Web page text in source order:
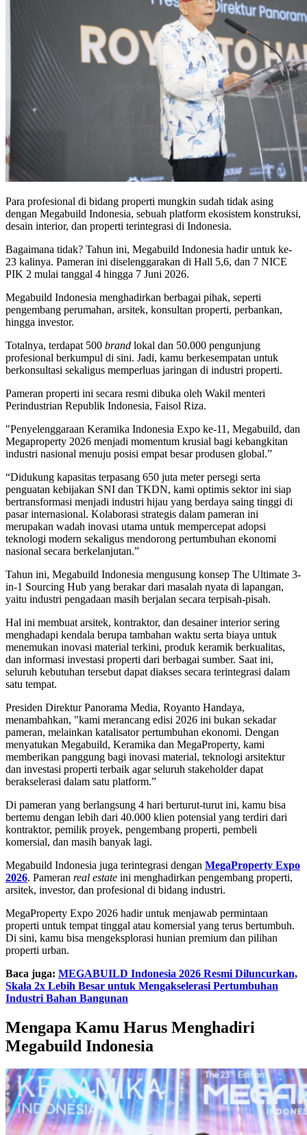
Para profesional di bidang properti mungkin sudah tidak asing
dengan Megabuild Indonesia, sebuah platform ekosistem konstruksi,
desain interior, dan properti terintegrasi di Indonesia.
Bagaimana tidak? Tahun ini, Megabuild Indonesia hadir untuk ke-
23 kalinya. Pameran ini diselenggarakan di Hall 5,6, dan 7 NICE
PIK 2 mulai tanggal 4 hingga 7 Juni 2026.
Megabuild Indonesia menghadirkan berbagai pihak, seperti
pengembang perumahan, arsitek, konsultan properti, perbankan,
hingga investor.
Totalnya, terdapat 500 brand lokal dan 50.000 pengunjung
profesional berkumpul di sini. Jadi, kamu berkesempatan untuk
berkonsultasi sekaligus memperluas jaringan di industri properti.
Pameran properti ini secara resmi dibuka oleh Wakil menteri
Perindustrian Republik Indonesia, Faisol Riza.
"Penyelenggaraan Keramika Indonesia Expo ke-11, Megabuild, dan
Megaproperty 2026 menjadi momentum krusial bagi kebangkitan
industri nasional menuju posisi empat besar produsen global.”
“Didukung kapasitas terpasang 650 juta meter persegi serta
penguatan kebijakan SNI dan TKDN, kami optimis sektor ini siap
bertransformasi menjadi industri hijau yang berdaya saing tinggi di
pasar internasional. Kolaborasi strategis dalam pameran ini
merupakan wadah inovasi utama untuk mempercepat adopsi
teknologi modern sekaligus mendorong pertumbuhan ekonomi
nasional secara berkelanjutan.”
Tahun ini, Megabuild Indonesia mengusung konsep The Ultimate 3-
in-1 Sourcing Hub yang berakar dari masalah nyata di lapangan,
yaitu industri pengadaan masih berjalan secara terpisah-pisah.
Hal ini membuat arsitek, kontraktor, dan desainer interior sering
menghadapi kendala berupa tambahan waktu serta biaya untuk
menemukan inovasi material terkini, produk keramik berkualitas,
dan informasi investasi properti dari berbagai sumber. Saat ini,
seluruh kebutuhan tersebut dapat diakses secara terintegrasi dalam
satu tempat.
Presiden Direktur Panorama Media, Royanto Handaya,
menambahkan, "kami merancang edisi 2026 ini bukan sekadar
pameran, melainkan katalisator pertumbuhan ekonomi. Dengan
menyatukan Megabuild, Keramika dan MegaProperty, kami
memberikan panggung bagi inovasi material, teknologi arsitektur
dan investasi properti terbaik agar seluruh stakeholder dapat
berakselerasi dalam satu platform.”
Di pameran yang berlangsung 4 hari berturut-turut ini, kamu bisa
bertemu dengan lebih dari 40.000 klien potensial yang terdiri dari
kontraktor, pemilik proyek, pengembang properti, pembeli
komersial, dan masih banyak lagi.
Megabuild Indonesia juga terintegrasi dengan MegaProperty Expo
2026. Pameran real estate ini menghadirkan pengembang properti,
arsitek, investor, dan profesional di bidang industri.
MegaProperty Expo 2026 hadir untuk menjawab permintaan
properti untuk tempat tinggal atau komersial yang terus bertumbuh.
Di sini, kamu bisa mengeksplorasi hunian premium dan pilihan
properti urban.
Baca juga: MEGABUILD Indonesia 2026 Resmi Diluncurkan,
Skala 2x Lebih Besar untuk Mengakselerasi Pertumbuhan
Industri Bahan Bangunan
Mengapa Kamu Harus Menghadiri
Megabuild Indonesia